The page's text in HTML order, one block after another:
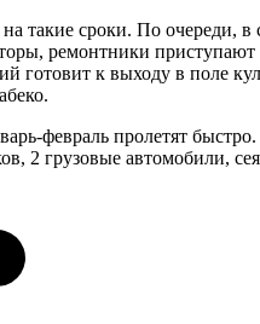
такие сроки. По очереди, в
ремонтники
готовит к выходу в поле
февраль пролетят
2 грузовые автомобили,